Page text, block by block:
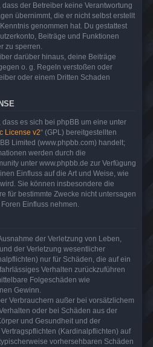
der Betreiber keine Verantwortung
übernimmt, die er nicht selbst erstellt
genommen hat. Du gestattest
Beiträge und Funktionen
zu sperren.
darüber hinaus, deine Beiträge
o. g. Regeln verstoßen oder
oder einem Dritten Schaden
dass es sich bei phpBB um eine unter
License v2“ (GPL) bereitgestellten
Limited (www.phpbb.com) handelt;
werden durch die
unter www.phpbb.de zur Verfügung
Einfluss auf die Art und Weise, wie
Sie können insbesondere die
für bestimmte Zwecke nicht untersagen
Einfluss nehmen.
der Verletzung von Leben,
der Verletzung wesentlicher
nur für Schäden, die auf ein
Verhalten zurückzuführen
Folgeschäden wie
Gewinn.
Verbrauchern außer bei vorsätzlichem
oder bei Schäden aus der
und Gesundheit und der
(Kardinalpflichten) auf
vorhersehbaren Schäden